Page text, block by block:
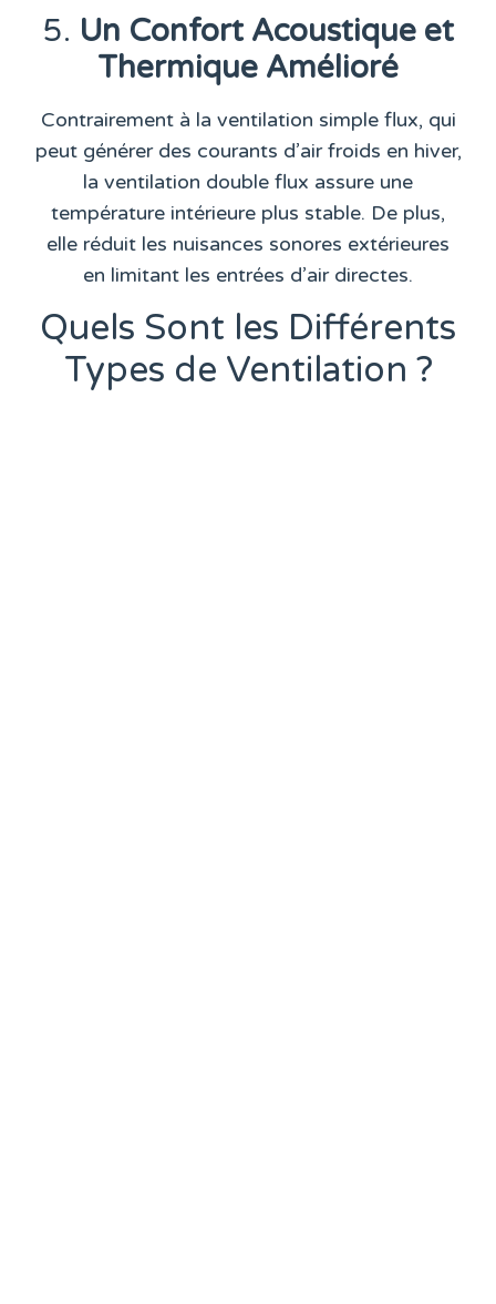
5. Un Confort Acoustique et
Thermique Amélioré
Contrairement à la ventilation simple flux, qui
peut générer des courants d’air froids en hiver,
la ventilation double flux assure une
température intérieure plus stable. De plus,
elle réduit les nuisances sonores extérieures
en limitant les entrées d’air directes.
Quels Sont les Différents
Types de Ventilation ?